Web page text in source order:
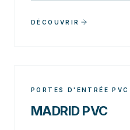
DÉCOUVRIR
PORTES D'ENTRÉE PVC
MADRID PVC